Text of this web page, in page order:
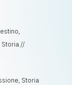
Storia //
Storia